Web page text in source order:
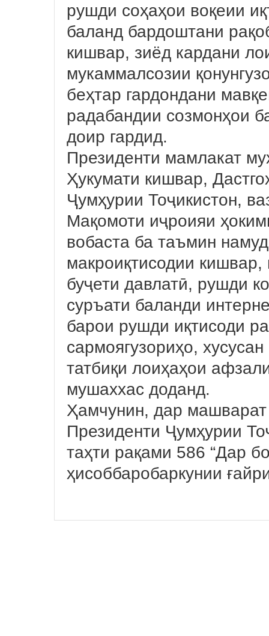
рушди соҳаҳои воқеии
баланд бардоштани
кишвар, зиёд кардани
мукаммалсозии
беҳтар гардондани
радабандии созмонҳои
доир гардид.
Президенти мамлакат
Ҳукумати кишвар,
Ҷумҳурии Тоҷикистон,
Мақомоти иҷроияи
вобаста ба таъмин
макроиқтисодии
буҷети давлатӣ, рушди
суръати баланди
барои рушди иқтисоди
сармоягузориҳо,
татбиқи лоиҳаҳои
мушаххас доданд.
Ҳамчунин, дар
Президенти Ҷумҳурии
таҳти рақами 586 “Дар
ҳисоббаробаркунии